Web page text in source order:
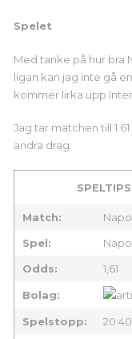
Spelet
Med tanke på hur bra
ligan kan jag inte gå
kommer lirka upp
Jag tar matchen till
andra drag.
SPELTIPS
Match:
Spel:
Odds:
1,61
Bolag:
Spelstopp:
20:40